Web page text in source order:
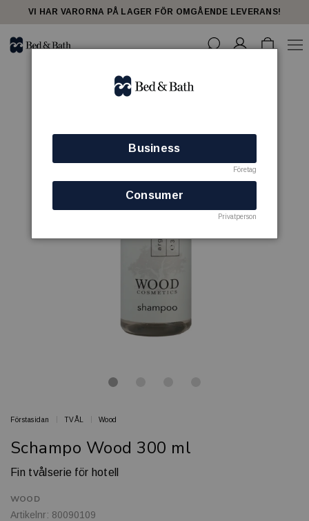
VI HAR VARORNA PÅ LAGER FÖR OMGÅENDE LEVERANS!
Förstasidan TVÅL Wood
Schampo Wood 300 ml
Fin tvålserie för hotell
WOOD
Artikelnr: 80090109
Business
Företag
Consumer
Privatperson